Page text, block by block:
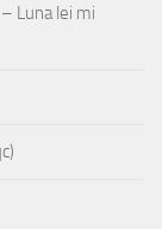
– Luna lei mi